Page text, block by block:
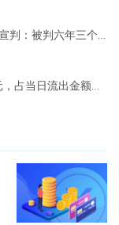
：被判六年三个月
日流出金额的0.59%